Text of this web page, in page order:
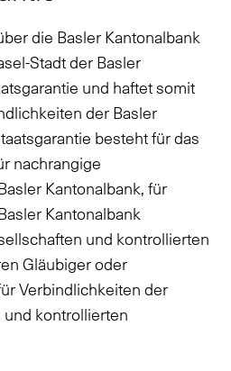
die Basler Kantonalbank
Stadt der Basler
und haftet somit
der Basler
besteht für das
nachrangige
Kantonalbank, für
Kantonalbank
und kontrollierten
Gläubiger oder
Verbindlichkeiten der
kontrollierten